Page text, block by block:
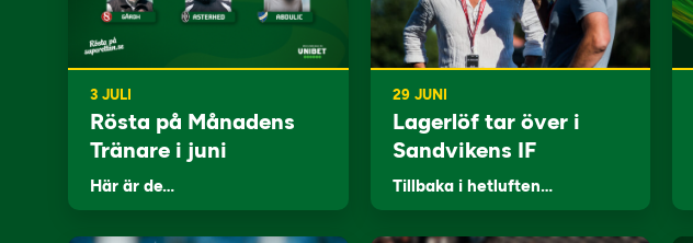
3 JULI
Rösta på Månadens
Tränare i juni
Här är de…
29 JUNI
Lagerlöf tar över i
Sandvikens IF
Tillbaka i hetluften…